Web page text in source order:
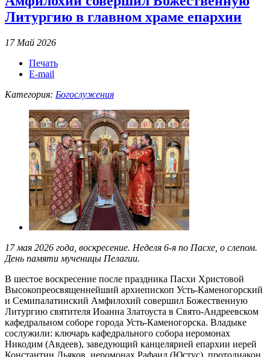
Литургию в главном храме епархии
17 Май 2026
Печать
E-mail
Категория: Богослужения
17 мая 2026 года, воскресение. Неделя 6-я по Пасхе, о слепом.
День памяти мученицы Пелагии.
В шестое воскресение после праздника Пасхи Христовой
Высокопреосвященнейший архиепископ Усть-Каменогорский
и Семипалатинский Амфилохий совершил Божественную
Литургию святителя Иоанна Златоуста в Свято-Андреевском
кафедральном соборе города Усть-Каменогорска. Владыке
сослужили: ключарь кафедрального собора иеромонах
Никодим (Авдеев), заведующий канцелярией епархии иерей
Константин Дьяков, иеромонах Рафаил (Юстус), протодиакон